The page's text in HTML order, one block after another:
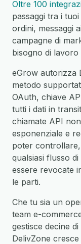
Oltre 100
passaggi tra i
ordini, messaggi
campagne di
bisogno di
eGrow autorizza
metodo
OAuth, chiave
tutti i dati in
chiamate API
esponenziale e
poter
qualsiasi flusso
essere revocate
le parti.
Che tu sia un
team e-
gestisce decine
DelivZone